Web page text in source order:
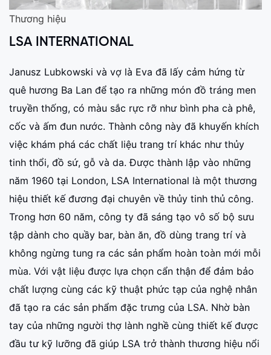
Thương hiệu
LSA INTERNATIONAL
Janusz Lubkowski và vợ là Eva đã lấy cảm hứng từ
quê hương Ba Lan để tạo ra những món đồ tráng men
truyền thống, có màu sắc rực rỡ như bình pha cà phê,
cốc và ấm đun nước. Thành công này đã khuyến khích
việc khám phá các chất liệu trang trí khác như thủy
tinh thổi, đồ sứ, gỗ và da. Được thành lập vào những
năm 1960 tại London, LSA International là một thương
hiệu thiết kế đương đại chuyên về thủy tinh thủ công.
Trong hơn 60 năm, công ty đã sáng tạo vô số bộ sưu
tập dành cho quầy bar, bàn ăn, đồ dùng trang trí và
không ngừng tung ra các sản phẩm hoàn toàn mới mỗi
mùa. Với vật liệu được lựa chọn cẩn thận để đảm bảo
chất lượng cùng các kỹ thuật phức tạp của nghệ nhân
đã tạo ra các sản phẩm đặc trưng của LSA. Nhờ bàn
tay của những người thợ lành nghề cùng thiết kế được
đầu tư kỹ lưỡng đã giúp LSA trở thành thương hiệu nổi